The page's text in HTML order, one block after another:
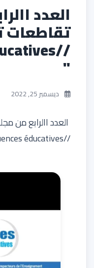
العدد
تقاطعات
"
ديسمبر 25, 2022
العدد االرابع من
//Confluences éducatives "